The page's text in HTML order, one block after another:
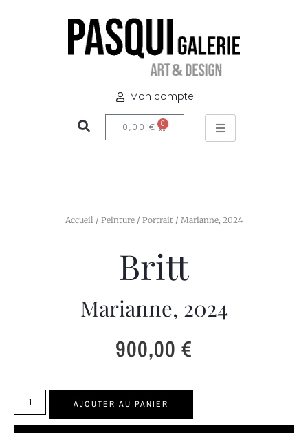
Mon compte
0,00 € 0
Accueil / Peinture / Portrait / Marianne, 2024
Britt
Marianne, 2024
900,00€
AJOUTER AU PANIER